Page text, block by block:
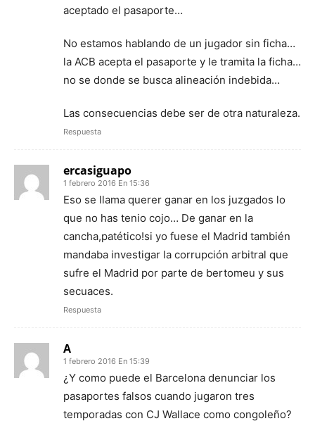
aceptado el pasaporte…
No estamos hablando de un jugador sin ficha…
la ACB acepta el pasaporte y le tramita la ficha…
no se donde se busca alineación indebida…
Las consecuencias debe ser de otra naturaleza.
Respuesta
ercasiguapo
1 febrero 2016 En 15:36
Eso se llama querer ganar en los juzgados lo
que no has tenio cojo… De ganar en la
cancha,patético!si yo fuese el Madrid también
mandaba investigar la corrupción arbitral que
sufre el Madrid por parte de bertomeu y sus
secuaces.
Respuesta
A
1 febrero 2016 En 15:39
¿Y como puede el Barcelona denunciar los
pasaportes falsos cuando jugaron tres
temporadas con CJ Wallace como congoleño?